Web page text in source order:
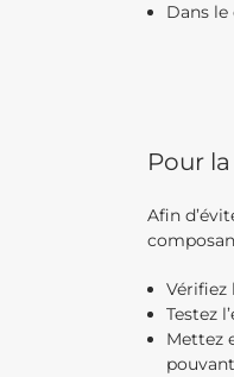
Dans
Pour
Afin
Vérifiez
Testez
Mettez